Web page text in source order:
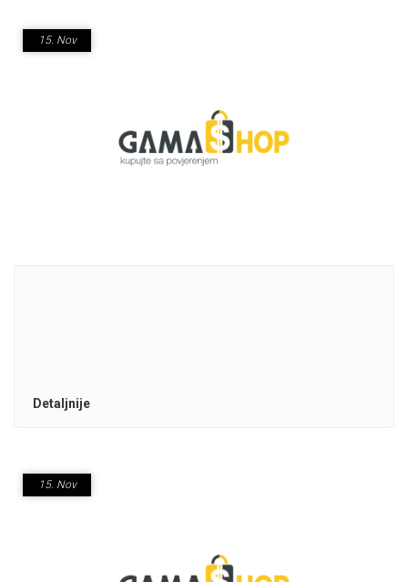
15. Nov
Detaljnije
15. Nov